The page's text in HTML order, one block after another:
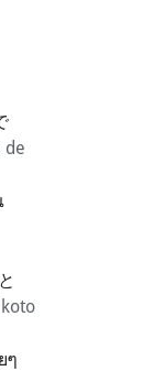
de
ๆ